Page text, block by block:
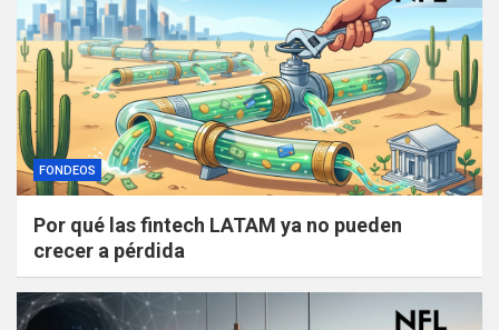
FONDEOS
Por qué las fintech LATAM ya no pueden
crecer a pérdida